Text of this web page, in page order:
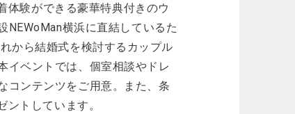
体験ができる豪華特典付きのウ
NEWoMan横浜に直結しているた
から結婚式を検討するカップル
イベントでは、個室相談やドレ
コンテンツをご用意。また、条
トしています。